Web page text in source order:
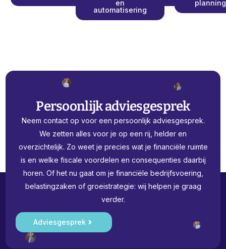
en
automatisering
planning
Persoonlijk adviesgesprek
Neem contact op voor een persoonlijk adviesgesprek.
We zetten alles voor je op een rij, helder en
overzichtelijk. Zo weet je precies wat je financiële ruimte
is en welke fiscale voordelen en consequenties daarbij
horen. Of het nu gaat om je financiële bedrijfsvoering,
belastingzaken of groeistrategie: wij helpen je graag
verder.
Adviesgesprek